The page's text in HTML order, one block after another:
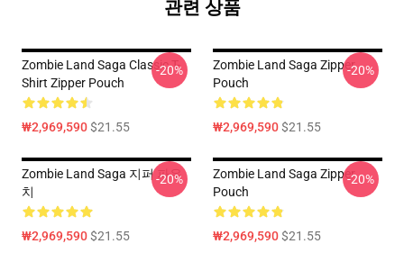
관련 상품
Zombie Land Saga Classic T-
Shirt Zipper Pouch
₩2,969,590$21.55
-20%
Zombie Land Saga Zipper
Pouch
₩2,969,590$21.55
-20%
Zombie Land Saga 지퍼 파우
치
₩2,969,590$21.55
-20%
Zombie Land Saga Zipper
Pouch
₩2,969,590$21.55
-20%